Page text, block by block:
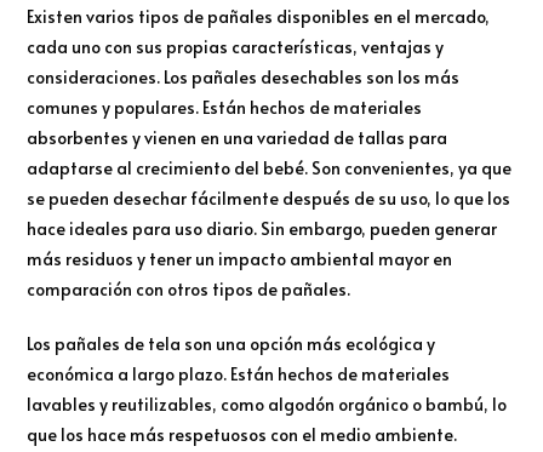
Existen varios tipos de pañales disponibles en el mercado,
cada uno con sus propias características, ventajas y
consideraciones. Los pañales desechables son los más
comunes y populares. Están hechos de materiales
absorbentes y vienen en una variedad de tallas para
adaptarse al crecimiento del bebé. Son convenientes, ya que
se pueden desechar fácilmente después de su uso, lo que los
hace ideales para uso diario. Sin embargo, pueden generar
más residuos y tener un impacto ambiental mayor en
comparación con otros tipos de pañales.
Los pañales de tela son una opción más ecológica y
económica a largo plazo. Están hechos de materiales
lavables y reutilizables, como algodón orgánico o bambú, lo
que los hace más respetuosos con el medio ambiente.